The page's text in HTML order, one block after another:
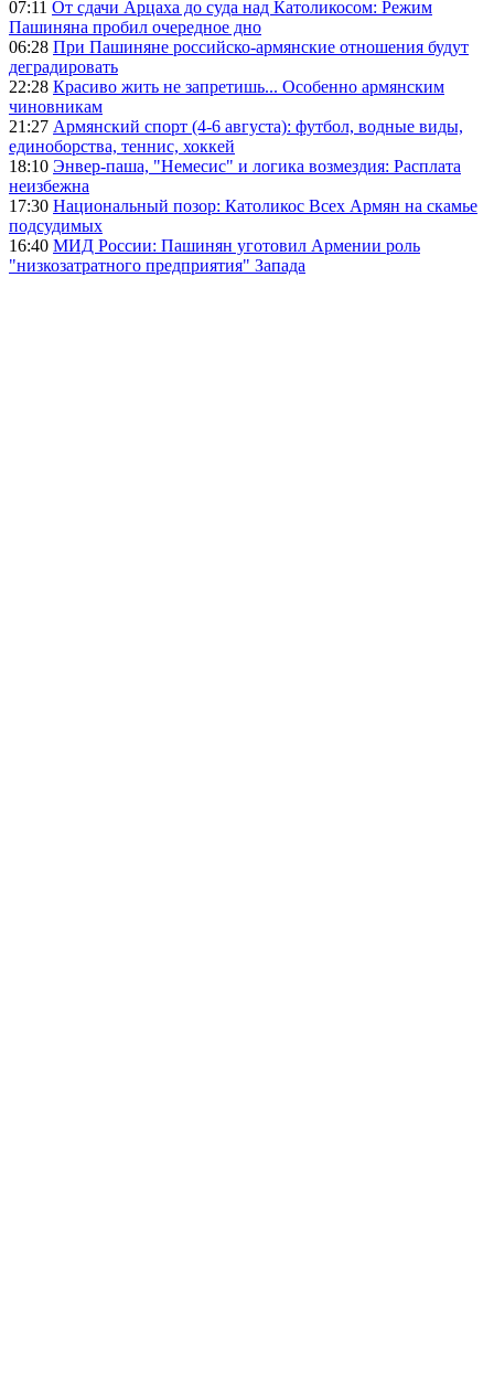
07:11 От сдачи Арцаха до суда над Католикосом: Режим
Пашиняна пробил очередное дно
06:28 При Пашиняне российско-армянские отношения будут
деградировать
22:28 Красиво жить не запретишь... Особенно армянским
чиновникам
21:27 Армянский спорт (4-6 августа): футбол, водные виды,
единоборства, теннис, хоккей
18:10 Энвер-паша, "Немесис" и логика возмездия: Расплата
неизбежна
17:30 Национальный позор: Католикос Всех Армян на скамье
подсудимых
16:40 МИД России: Пашинян уготовил Армении роль
"низкозатратного предприятия" Запада